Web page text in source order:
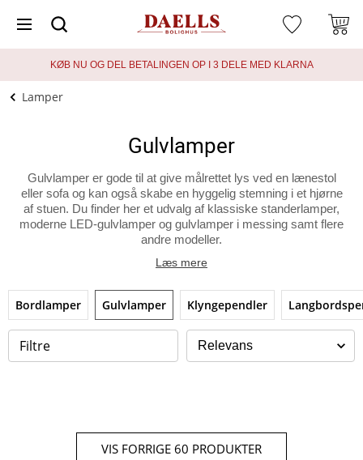
KØB NU OG DEL BETALINGEN OP I 3 DELE MED KLARNA
Lamper
Gulvlamper
Gulvlamper er gode til at give målrettet lys ved en lænestol
eller sofa og kan også skabe en hyggelig stemning i et hjørne
af stuen. Du finder her et udvalg af klassiske standerlamper,
moderne LED‑gulvlamper og gulvlamper i messing samt flere
andre modeller.
Læs mere
Bordlamper Gulvlamper Klyngependler
Filtre
VIS FORRIGE 60 PRODUKTER